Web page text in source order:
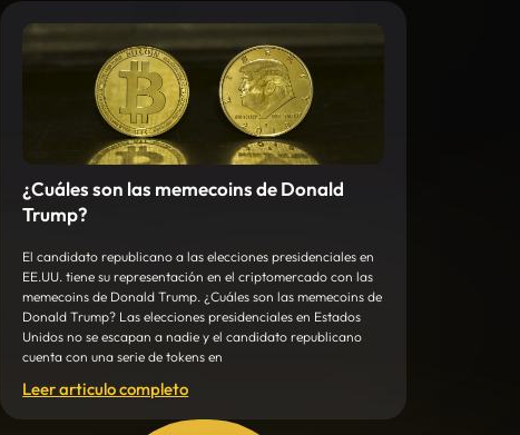
¿Cuáles son las memecoins de Donald
Trump?
El candidato republicano a las elecciones presidenciales en
EE.UU. tiene su representación en el criptomercado con las
memecoins de Donald Trump. ¿Cuáles son las memecoins de
Donald Trump? Las elecciones presidenciales en Estados
Unidos no se escapan a nadie y el candidato republicano
cuenta con una serie de tokens en
Leer articulo completo